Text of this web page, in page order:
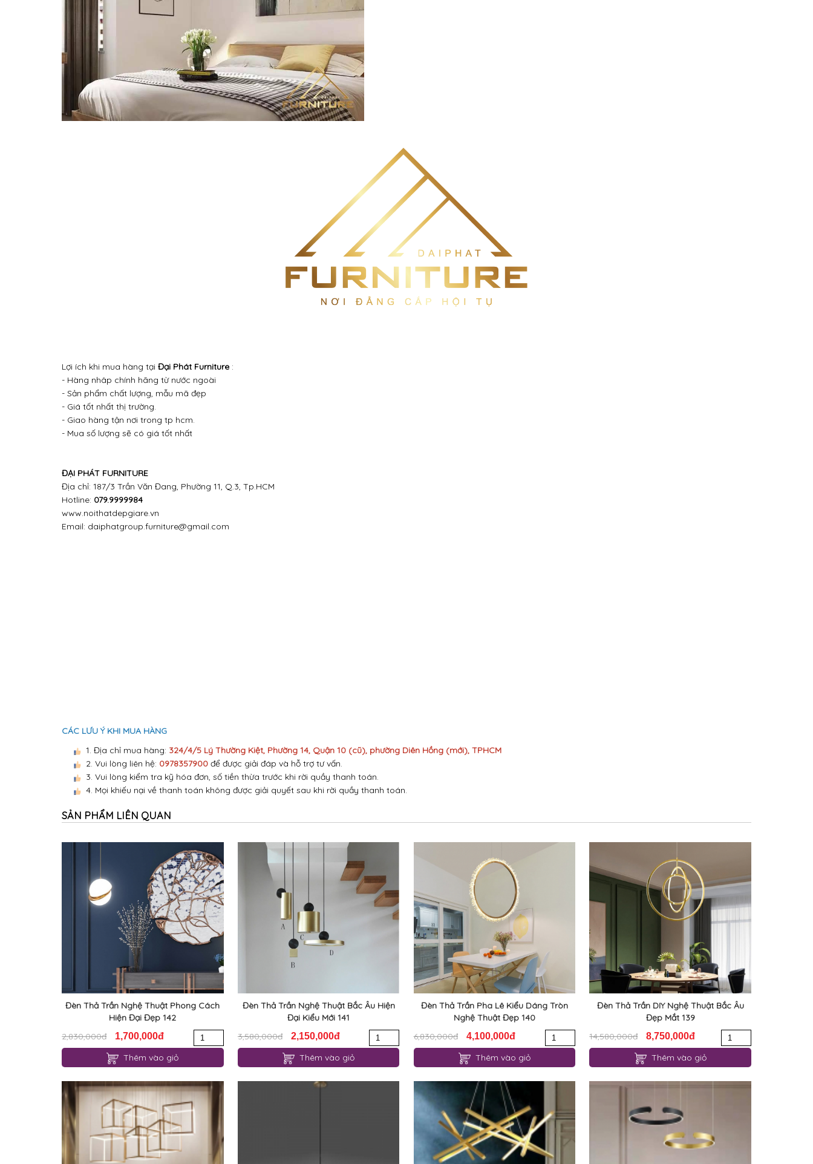
Lợi ích khi mua hàng tại Đại Phát Furniture :
- Hàng nhâp chính hãng từ nước ngoài
- Sản phẩm chất lượng, mẫu mã đẹp
- Giá tốt nhất thị trường.
- Giao hàng tận nơi trong tp hcm.
- Mua số lượng sẽ có giá tốt nhất
ĐẠI PHÁT FURNITURE
Địa chỉ: 187/3 Trần Văn Đang, Phường 11, Q.3, Tp.HCM
Hotline: 079.9999984
www.noithatdepgiare.vn
Email: daiphatgroup.furniture@gmail.com
CÁC LƯU Ý KHI MUA HÀNG
1. Địa chỉ mua hàng: 324/4/5 Lý Thường Kiệt, Phường 14, Quận 10 (cũ), phường Diên Hồng (mới), TPHCM
2. Vui lòng liên hệ: 0978357900 để được giải đáp và hỗ trợ tư vấn.
3. Vui lòng kiểm tra kỹ hóa đơn, số tiền thừa trước khi rời quầy thanh toán.
4. Mọi khiếu nại về thanh toán không được giải quyết sau khi rời quầy thanh toán.
SẢN PHẨM LIÊN QUAN
Đèn Thả Trần Nghệ Thuật Phong Cách
Hiện Đại Đẹp 142
2,830,000đ
1,700,000đ
Thêm vào giỏ
Đèn Thả Trần Nghệ Thuật Bắc Âu Hiện
Đại Kiểu Mới 141
3,580,000đ
2,150,000đ
Thêm vào giỏ
Đèn Thả Trần Pha Lê Kiểu Dáng Tròn
Nghệ Thuật Đẹp 140
6,830,000đ
4,100,000đ
Thêm vào giỏ
Đèn Thả Trần DIY Nghệ Thuật Bắc Âu
Đẹp Mắt 139
14,580,000đ
8,750,000đ
Thêm vào giỏ